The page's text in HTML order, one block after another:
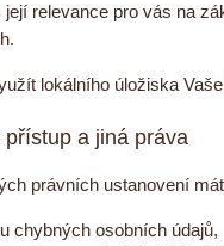
její relevance pro vás na
lokálního úložiska
přístup a jiná práva
právních ustanovení
chybných osobních údajů,